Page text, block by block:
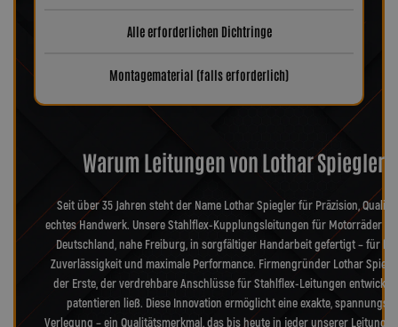
Alle erforderlichen Dichtringe
Montagematerial (falls erforderlich)
Warum Leitungen von Lothar Spiegler?
Seit über 35 Jahren steht der Name Lothar Spiegler für Präzision,
echtes Handwerk. Unsere Stahlflex-Kupplungsleitungen für Motorräder
Deutschland, nahe Freiburg, in sorgfältiger Handarbeit gefertigt – für
Zuverlässigkeit und maximale Performance. Firmengründer Lothar
der Erste, der verdrehbare Anschlüsse für Stahlflex-Leitungen
patentieren ließ. Diese Innovation ermöglicht eine exakte,
Verlegung – ein Qualitätsmerkmal, das bis heute in jeder unserer